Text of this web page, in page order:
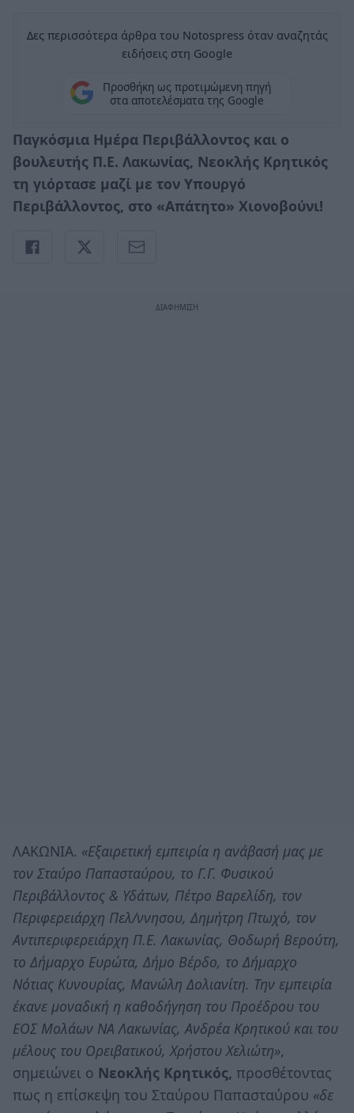
Δες περισσότερα άρθρα του Notospress όταν αναζητάς
ειδήσεις στη Google
Προσθήκη ως προτιμώμενη πηγή
στα αποτελέσματα της Google
Παγκόσμια Ημέρα Περιβάλλοντος και ο
βουλευτής Π.Ε. Λακωνίας, Νεοκλής Κρητικός
τη γιόρτασε μαζί με τον Υπουργό
Περιβάλλοντος, στο «Απάτητο» Χιονοβούνι!
ΛΑΚΩΝΙΑ. «Εξαιρετική εμπειρία η ανάβασή μας με
τον Σταύρο Παπασταύρου, το Γ.Γ. Φυσικού
Περιβάλλοντος & Υδάτων, Πέτρο Βαρελίδη, τον
Περιφερειάρχη Πελ/ννησου, Δημήτρη Πτωχό, τον
Αντιπεριφερειάρχη Π.Ε. Λακωνίας, Θοδωρή Βερούτη,
το Δήμαρχο Ευρώτα, Δήμο Βέρδο, το Δήμαρχο
Νότιας Κυνουρίας, Μανώλη Δολιανίτη. Την εμπειρία
έκανε μοναδική η καθοδήγηση του Προέδρου του
ΕΟΣ Μολάων ΝΑ Λακωνίας, Ανδρέα Κρητικού και του
μέλους του Ορειβατικού, Χρήστου Χελιώτη»,
σημειώνει ο Νεοκλής Κρητικός, προσθέτοντας
πως η επίσκεψη του Σταύρου Παπασταύρου «δε